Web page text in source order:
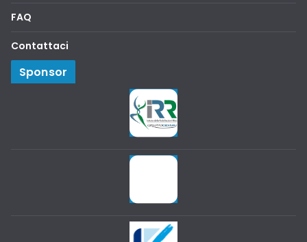
FAQ
Contattaci
Sponsor